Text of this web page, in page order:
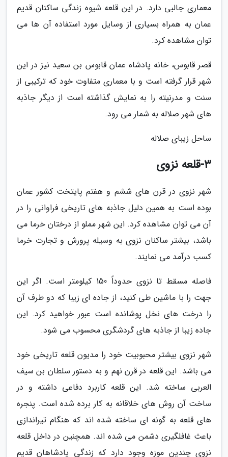
معماری جالبی دارد. در این قلعه شیوه زندگی ساکنان قدیم
عمان به همراه بسیاری از وسایل مورد استفاده آن ها می
توان مشاهده کرد.
قصر قابوس، خانه پادشاه عمان قابوس بن سعید نیز در این
شهر قرار گرفته است و با معماری متفاوت خود که ترکیبی از
سنت و مدرنیته را به نمایش گذاشته است از دیگر جاذبه
های شهر صلاله به شمار می رود.
ساحل زیبای صلاله
3-قلعه نزوی
شهر نزوی در قرن های ششم و هفتم پایتخت کشور عمان
بوده است به همین دلیل جاذبه های تاریخی فراوانی را در
آن می توان مشاهده کرد. این شهر مملو از درختان خرما می
باشد، بیشتر ساکنان نزوی به وسیله پرورش و تجارت خرما
کسب درآمد می نمایند.
فاصله مسقط تا نزوی حدوداً 150 کیلومتر است. اگر این
جهت را با ماشین طی کنید، از جاده ای زیبا که دو طرف آن
را درخت های نخل پوشانده است عبور خواهید کرد. این
جاده زیبا از جاذبه های گردشگری محسوب می شود.
شهر نزوی بیشتر محبوبیت خود را مدیون قلعه تاریخی خود
می باشد. این قلعه در قرن نهم و به دستور سلطان بن سیف
العربی ساخته شد. این قلعه کاربرد دفاعی داشته و در
ساخت آن روش های خلاقانه به کار برده شده است. پنجره
های قلعه به گونه ای ساخته شده اند که هنگام تیراندازی
باعث غافلگیری دشمن می شده اند. همچنین در داخل قلعه
نزوی چندین موزه وجود دارد که زندگی پادشاهان قدیم